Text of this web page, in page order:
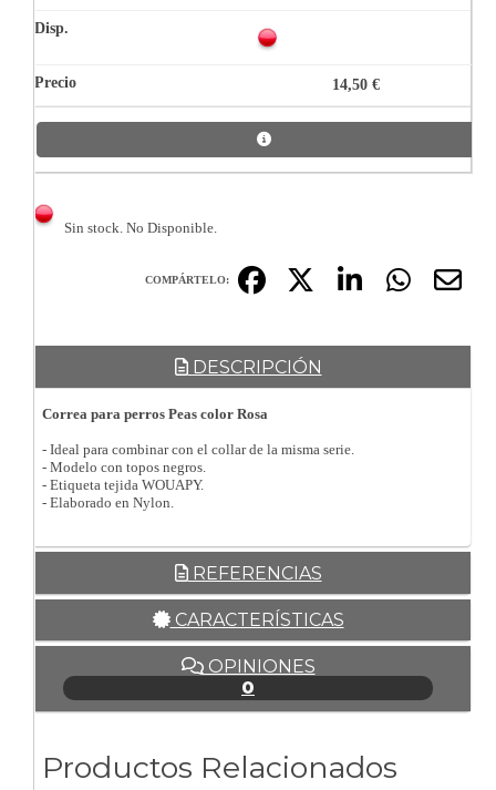
14,50 €
Sin stock. No Disponible.
COMPÁRTELO:
DESCRIPCIÓN
Correa para perros Peas color Rosa
- Ideal para combinar con el collar de la misma serie.
- Modelo con topos negros.
- Etiqueta tejida WOUAPY.
- Elaborado en Nylon.
REFERENCIAS
CARACTERÍSTICAS
OPINIONES
0
Productos Relacionados